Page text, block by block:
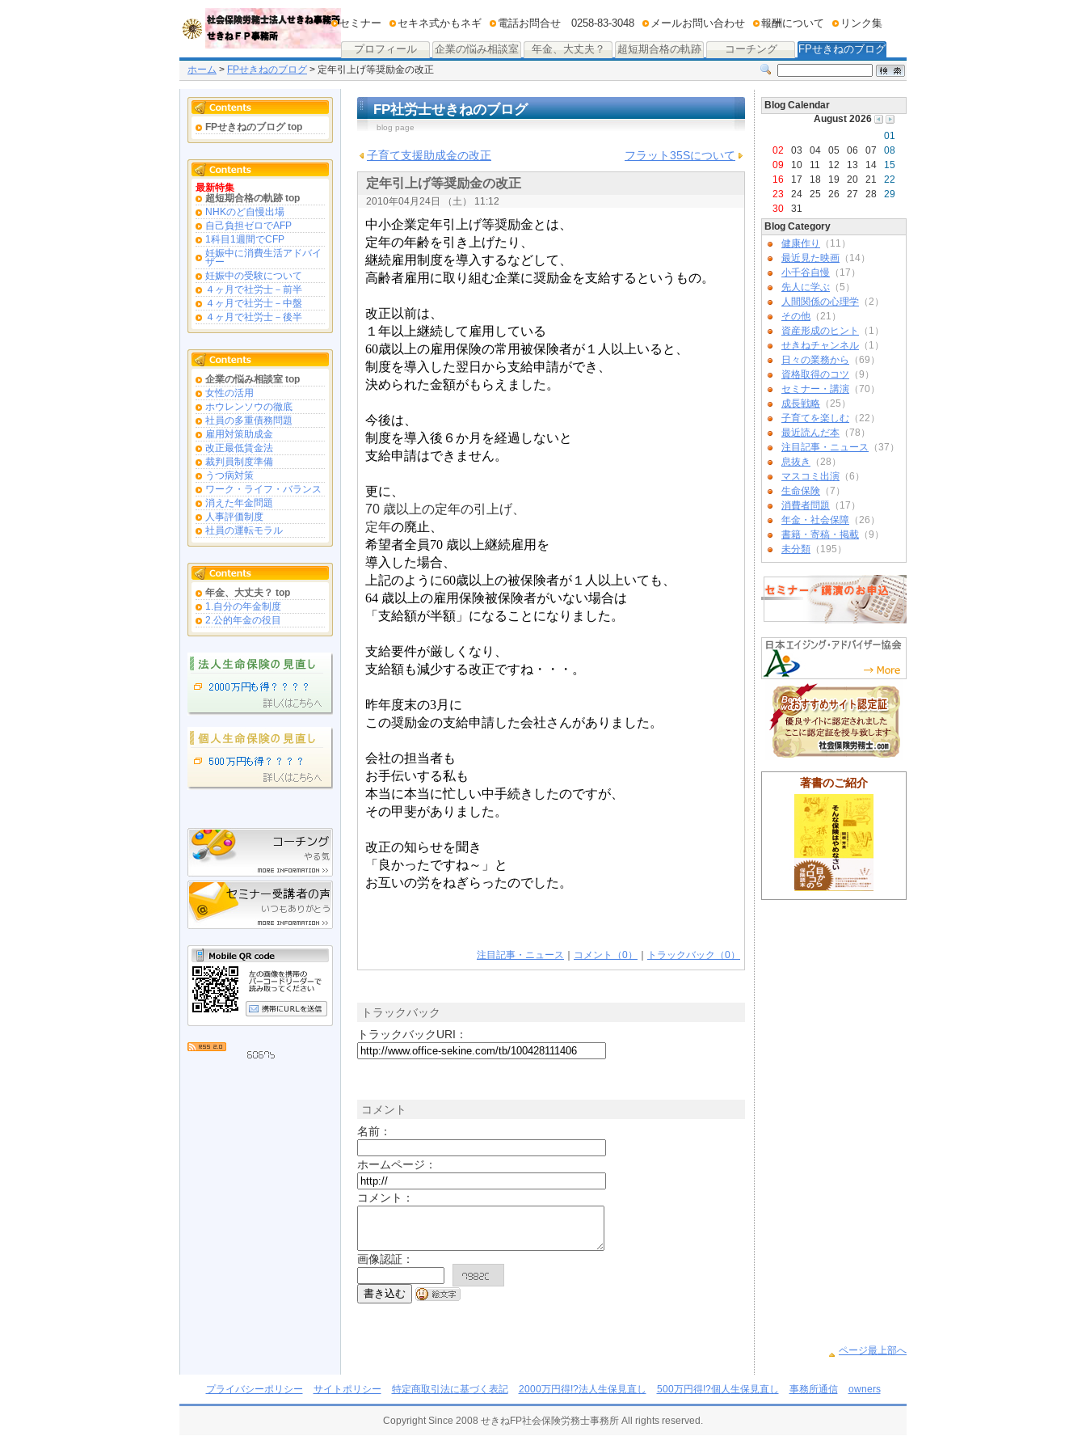
プロフィール 企業の悩み相談室 年金、大丈夫？ 超短期合格の軌跡 コーチング FPせきねのブログ
セミナー セキネ式かもネギ 電話お問合せ 0258-83-3048 メールお問い合わせ 報酬について リンク集
ホーム > FPせきねのブログ > 定年引上げ等奨励金の改正
FPせきねのブログ top
最新特集
超短期合格の軌跡 top
NHKのど自慢出場
自己負担ゼロでAFP
1科目1週間でCFP
妊娠中に消費生活アドバイ
ザー
妊娠中の受験について
４ヶ月で社労士－前半
４ヶ月で社労士－中盤
４ヶ月で社労士－後半
企業の悩み相談室 top
女性の活用
ホウレンソウの徹底
社員の多重債務問題
雇用対策助成金
改正最低賃金法
裁判員制度準備
うつ病対策
ワーク・ライフ・バランス
消えた年金問題
人事評価制度
社員の運転モラル
年金、大丈夫？ top
1.自分の年金制度
2.公的年金の役目
FP社労士せきねのブログ
blog page
子育て支援助成金の改正 フラット35Sについて
定年引上げ等奨励金の改正
2010年04月24日 （土） 11:12
中小企業定年引上げ等奨励金とは、
定年の年齢を引き上げたり、
継続雇用制度を導入するなどして、
高齢者雇用に取り組む企業に奨励金を支給するというもの。
改正以前は、
１年以上継続して雇用している
60歳以上の雇用保険の常用被保険者が１人以上いると、
制度を導入した翌日から支給申請ができ、
決められた金額がもらえました。
今後は、
制度を導入後６か月を経過しないと
支給申請はできません。
更に、
70 歳以上の定年の引上げ、
定年の廃止、
希望者全員70 歳以上継続雇用を
導入した場合、
上記のように60歳以上の被保険者が１人以上いても、
64 歳以上の雇用保険被保険者がいない場合は
「支給額が半額」になることになりました。
支給要件が厳しくなり、
支給額も減少する改正ですね・・・。
昨年度末の3月に
この奨励金の支給申請した会社さんがありました。
会社の担当者も
お手伝いする私も
本当に本当に忙しい中手続きしたのですが、
その甲斐がありました。
改正の知らせを聞き
「良かったですね～」と
お互いの労をねぎらったのでした。
注目記事・ニュース コメント（0） トラックバック（0）
トラックバック
トラックバックURI：
コメント
名前：
ホームページ：
コメント：
画像認証：
Blog Calendar
August 2026
01
02
03 04 05 06 07
08
09
10 11 12 13 14
15
16
17 18 19 20 21
22
23
24 25 26 27 28
29
30
31
Blog Category
健康作り
（11）
最近見た映画 （14）
小千谷自慢 （17）
先人に学ぶ （5）
人間関係の心理学 （2）
その他 （21）
資産形成のヒント
（1）
せきねチャンネル （1）
日々の業務から
（69）
資格取得のコツ （9）
セミナー・講演 （70）
成長戦略 （25）
子育てを楽しむ （22）
最近読んだ本 （78）
注目記事・ニュース
（37）
息抜き
（28）
マスコミ出演 （6）
生命保険 （7）
消費者問題
（17）
年金・社会保障 （26）
書籍・寄稿・掲載 （9）
未分類 （195）
著書のご紹介
ページ最上部へ
プライバシーポリシー サイトポリシー 特定商取引法に基づく表記 2000万円得!?法人生保見直し 500万円得!?個人生保見直し 事務所通信 owners
Copyright Since 2008 せきねFP社会保険労務士事務所 All rights reserved.